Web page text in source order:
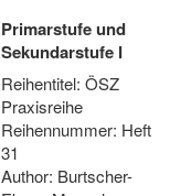
Primarstufe und
Sekundarstufe I
Reihentitel: ÖSZ
Praxisreihe
Reihennummer: Heft
31
Author: Burtscher-